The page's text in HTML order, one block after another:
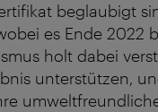
beglaubigt
es Ende
holt dabei
unterstützen,